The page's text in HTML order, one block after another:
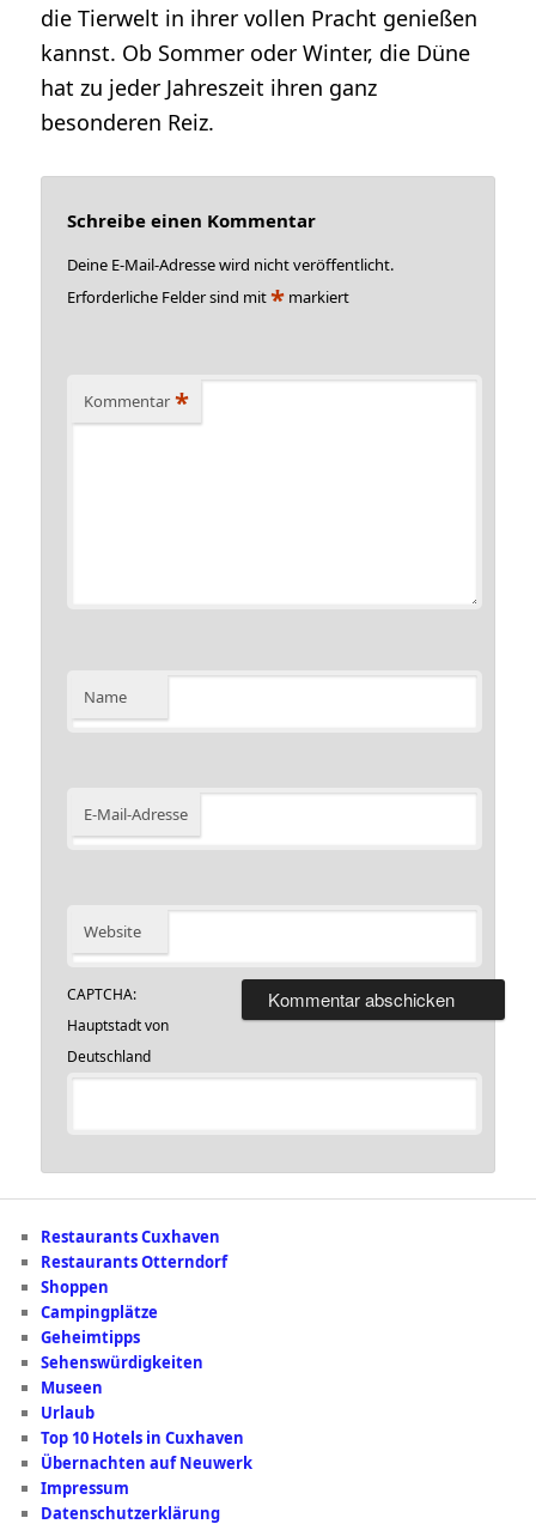
die Tierwelt in ihrer vollen Pracht genießen
kannst. Ob Sommer oder Winter, die Düne
hat zu jeder Jahreszeit ihren ganz
besonderen Reiz.
Schreibe einen Kommentar
Deine E-Mail-Adresse wird nicht veröffentlicht.
Erforderliche Felder sind mit* markiert
Kommentar *
Name
E-Mail-Adresse
Website
CAPTCHA:
Hauptstadt von
Deutschland
Restaurants Cuxhaven
Restaurants Otterndorf
Shoppen
Campingplätze
Geheimtipps
Sehenswürdigkeiten
Museen
Urlaub
Top 10 Hotels in Cuxhaven
Übernachten auf Neuwerk
Impressum
Datenschutzerklärung